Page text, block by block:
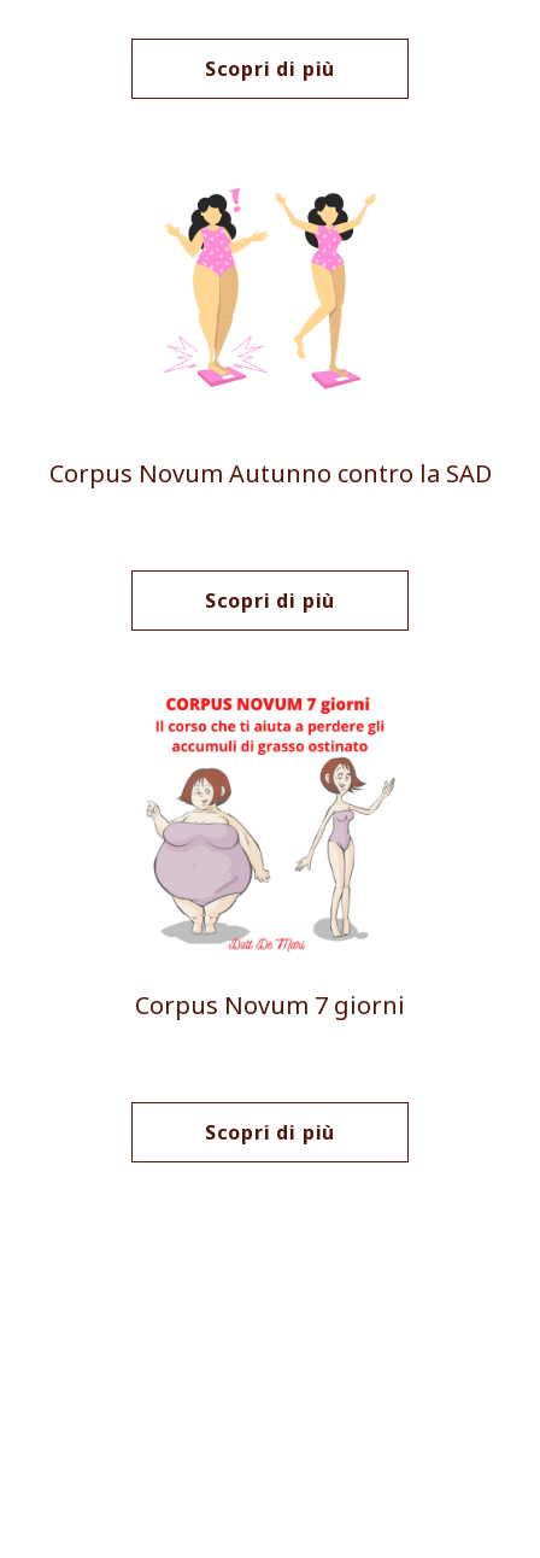
Scopri di più
Corpus Novum Autunno contro la SAD
Scopri di più
Corpus Novum 7 giorni
Scopri di più